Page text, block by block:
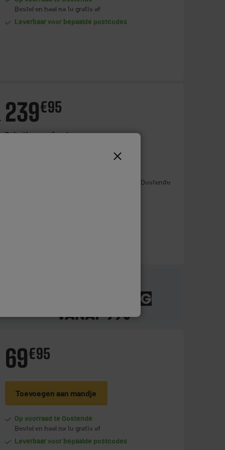
Bestel en haal na 1u gratis af
Leverbaar voor bepaalde postcodes
239€95
Betaal inmeerdere keren
te Oostende
69€95
Toevoegen aan mandje
Op voorraad te Oostende
Bestel en haal na 1u gratis af
Leverbaar voor bepaalde postcodes